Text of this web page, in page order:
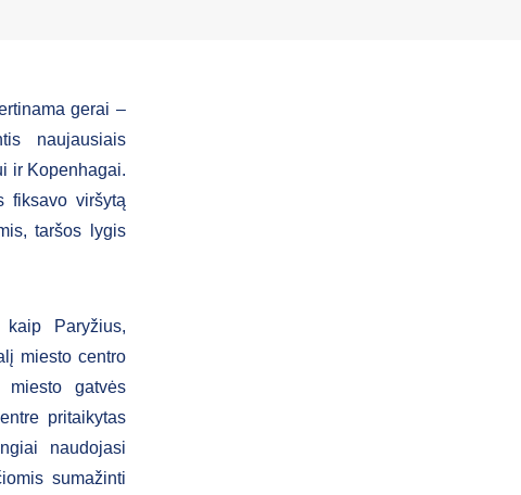
gerai –
naujausiais
ir Kopenhagai.
fiksavo viršytą
taršos lygis
kaip Paryžius,
miesto centro
gatvės
pritaikytas
naudojasi
sumažinti